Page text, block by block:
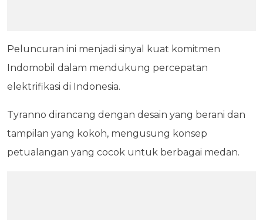
Peluncuran ini menjadi sinyal kuat komitmen
Indomobil dalam mendukung percepatan
elektrifikasi di Indonesia.
Tyranno dirancang dengan desain yang berani dan
tampilan yang kokoh, mengusung konsep
petualangan yang cocok untuk berbagai medan.